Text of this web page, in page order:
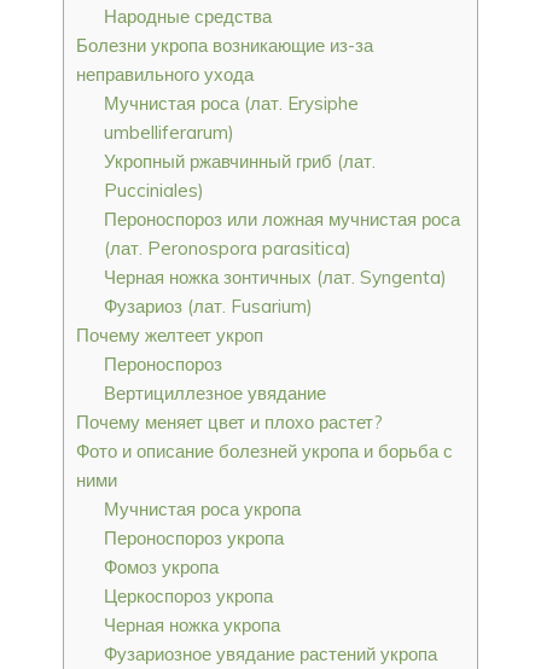
Народные средства
Болезни укропа возникающие из-за
неправильного ухода
Мучнистая роса (лат. Erysiphe
umbelliferarum)
Укропный ржавчинный гриб (лат.
Pucciniales)
Пероноспороз или ложная мучнистая роса
(лат. Peronospora parasitica)
Черная ножка зонтичных (лат. Syngenta)
Фузариоз (лат. Fusarium)
Почему желтеет укроп
Пероноспороз
Вертициллезное увядание
Почему меняет цвет и плохо растет?
Фото и описание болезней укропа и борьба с
ними
Мучнистая роса укропа
Пероноспороз укропа
Фомоз укропа
Церкоспороз укропа
Черная ножка укропа
Фузариозное увядание растений укропа